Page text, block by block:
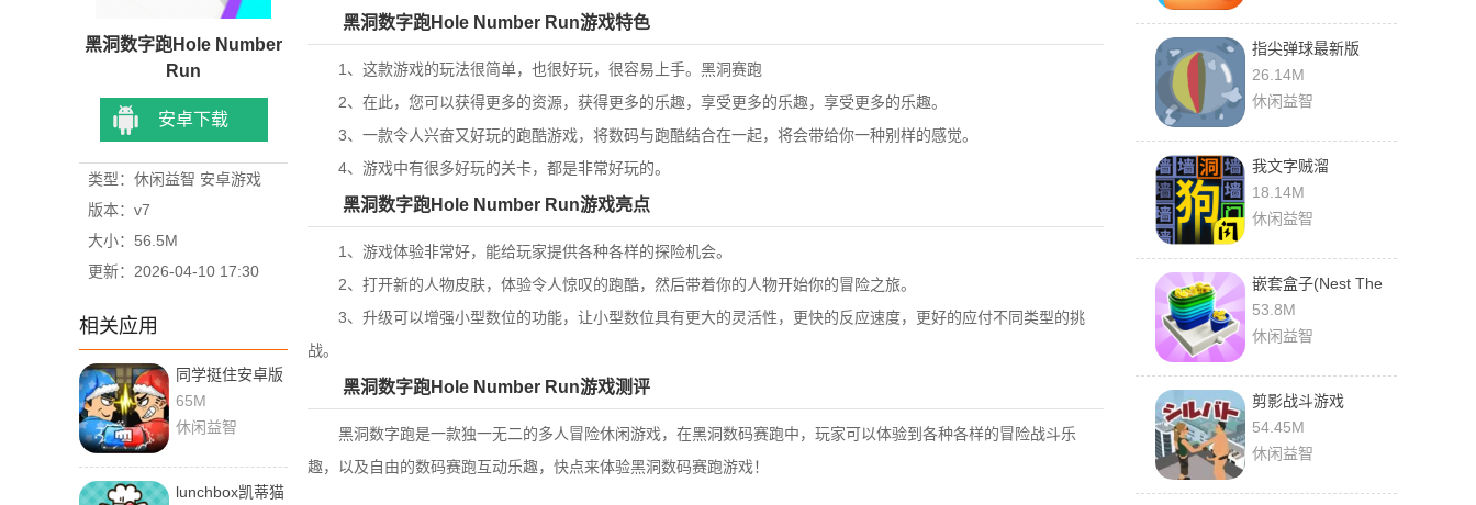
黑洞数字跑Hole Number
Run
安卓下载
类型：休闲益智 安卓游戏
版本：v7
大小：56.5M
更新：2026-04-10 17:30
相关应用
同学挺住安卓版
65M
休闲益智
lunchbox凯蒂猫
黑洞数字跑Hole Number Run游戏特色
1、这款游戏的玩法很简单，也很好玩，很容易上手。黑洞赛跑
2、在此，您可以获得更多的资源，获得更多的乐趣，享受更多的乐趣，享受更多的乐趣。
3、一款令人兴奋又好玩的跑酷游戏，将数码与跑酷结合在一起，将会带给你一种别样的感觉。
4、游戏中有很多好玩的关卡，都是非常好玩的。
黑洞数字跑Hole Number Run游戏亮点
1、游戏体验非常好，能给玩家提供各种各样的探险机会。
2、打开新的人物皮肤，体验令人惊叹的跑酷，然后带着你的人物开始你的冒险之旅。
3、升级可以增强小型数位的功能，让小型数位具有更大的灵活性，更快的反应速度，更好的应付不同类型的挑
战。
黑洞数字跑Hole Number Run游戏测评
黑洞数字跑是一款独一无二的多人冒险休闲游戏，在黑洞数码赛跑中，玩家可以体验到各种各样的冒险战斗乐
趣，以及自由的数码赛跑互动乐趣，快点来体验黑洞数码赛跑游戏！
指尖弹球最新版
26.14M
休闲益智
我文字贼溜
18.14M
休闲益智
嵌套盒子(Nest The
Box)
53.8M
休闲益智
剪影战斗游戏
54.45M
休闲益智